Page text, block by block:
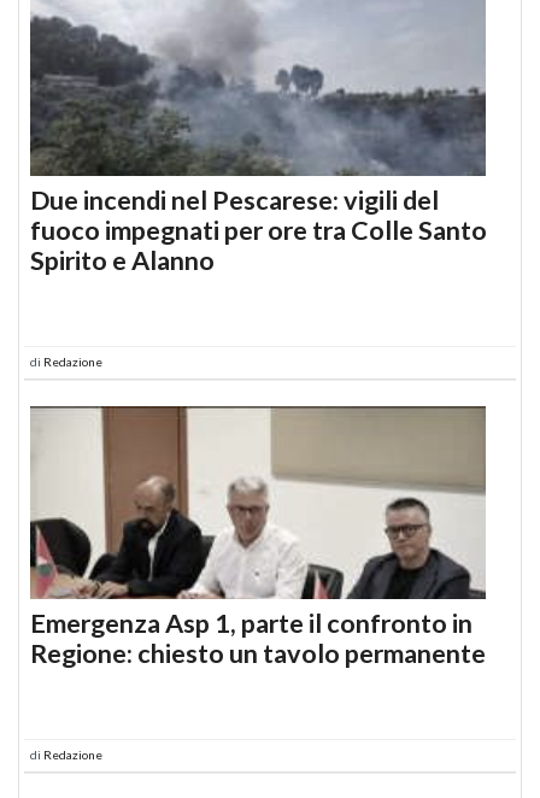
Due incendi nel Pescarese: vigili del
fuoco impegnati per ore tra Colle Santo
Spirito e Alanno
di Redazione
Emergenza Asp 1, parte il confronto in
Regione: chiesto un tavolo permanente
di Redazione